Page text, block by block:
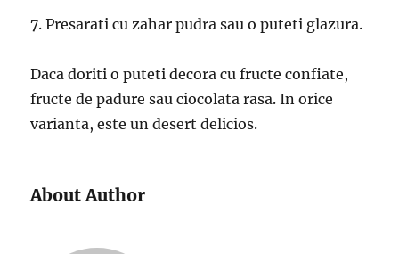
7. Presarati cu zahar pudra sau o puteti glazura.
Daca doriti o puteti decora cu fructe confiate,
fructe de padure sau ciocolata rasa. In orice
varianta, este un desert delicios.
About Author